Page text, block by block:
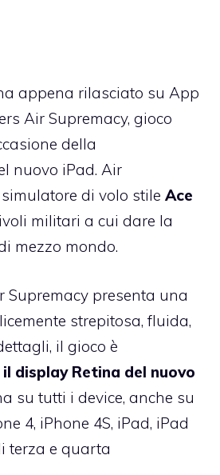
appena rilasciato su App
Air Supremacy, gioco
della
nuovo iPad. Air
di volo stile Ace
militari a cui dare la
mezzo mondo.
Supremacy presenta una
strepitosa, fluida,
il gioco è
display Retina del nuovo
su tutti i device, anche su
4, iPhone 4S, iPad, iPad
terza e quarta